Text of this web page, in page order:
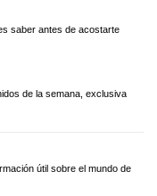
saber antes de acostarte
de la semana, exclusiva
útil sobre el mundo de